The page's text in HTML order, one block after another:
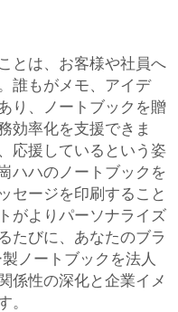
とは、お客様や社員へ
誰もがメモ、アイデ
り、ノートブックを贈
効率化を支援できま
応援しているという姿
ハハのノートブックを
セージを印刷すること
がよりパーソナライズ
たびに、あなたのブラ
ノートブックを法人
係性の深化と企業イメ
。